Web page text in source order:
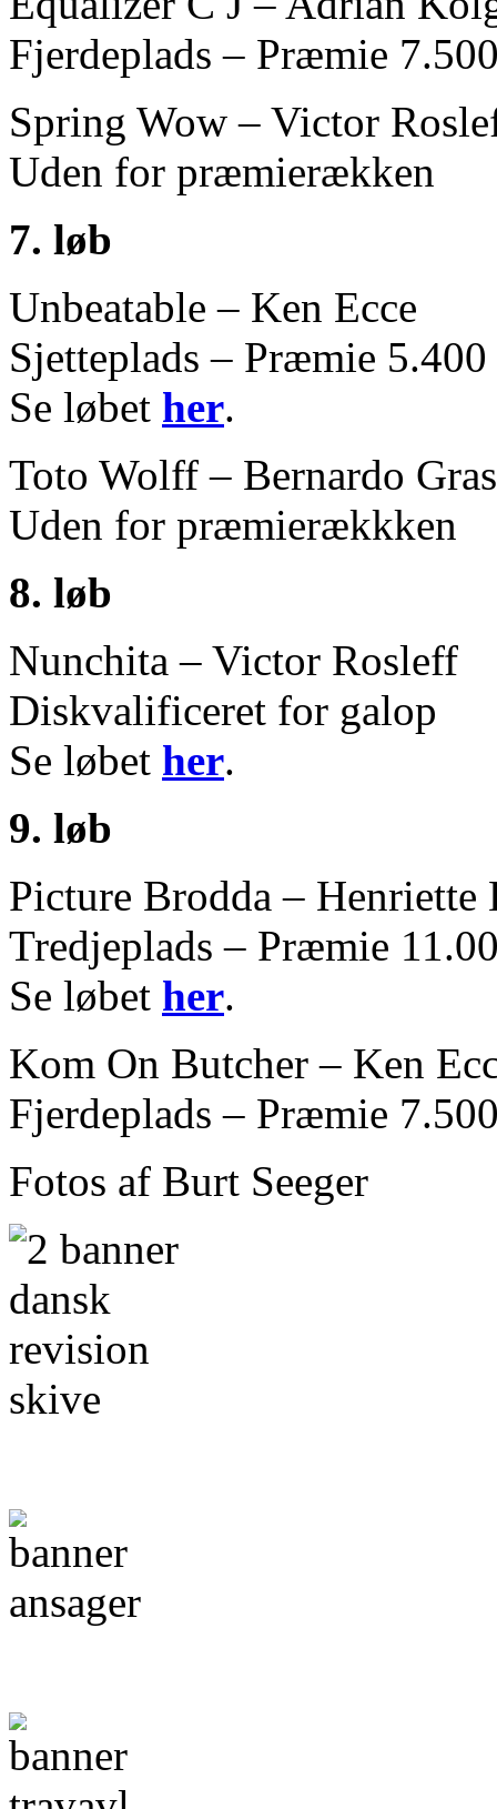
Fjerdeplads – Præmie
Spring Wow – Victor
Uden for præmierækken
7. løb
Unbeatable – Ken Ecce
Sjetteplads – Præmie
Se løbet her.
Toto Wolff – Bernardo
Uden for præmierækkken
8. løb
Nunchita – Victor Rosleff
Diskvalificeret for galop
Se løbet her.
9. løb
Picture Brodda – Henriette
Tredjeplads – Præmie
Se løbet her.
Kom On Butcher – Ken
Fjerdeplads – Præmie
Fotos af Burt Seeger